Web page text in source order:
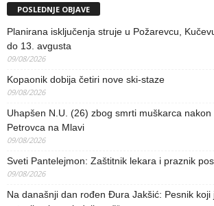
POSLEDNJE OBJAVE
Planirana isključenja struje u Požarevcu,
do 13. avgusta
09/08/2026
Kopaonik dobija četiri nove ski-staze
09/08/2026
Uhapšen N.U. (26) zbog smrti muškarca nakon
Petrovca na Mlavi
09/08/2026
Sveti Pantelejmon: Zaštitnik lekara i praznik
09/08/2026
Na današnji dan rođen Đura Jakšić: Pesnik koji